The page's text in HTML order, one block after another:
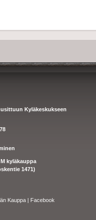
Kyläkeskukseen
kyläkauppa
1471)
Kauppa | Facebook